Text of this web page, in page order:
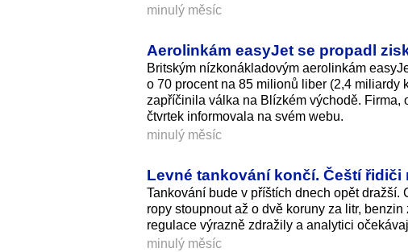
minulý měsíc
Aerolinkám easyJet se propadl
Britským nízkonákladovým aerolinkám
o 70 procent na 85 milionů liber (2,4 miliardy
zapříčinila válka na Blízkém východě.
čtvrtek informovala na svém webu.
minulý měsíc
Levné tankování končí. Čeští
Tankování bude v příštích dnech opět dražší.
ropy stoupnout až o dvě koruny za litr,
regulace výrazně zdražily a analytici
minulý měsíc